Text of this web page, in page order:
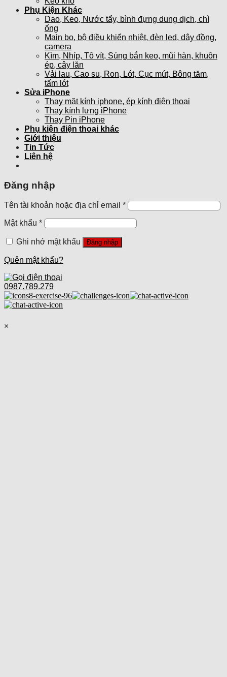
Phụ Kiện Khác
Dao, Keo, Nước tẩy, bình đựng dung dịch, chì
ống
Main bo, bộ điều khiển nhiệt, đèn led, dây đồng,
camera
Kìm, Nhíp, Tô vít, Súng bắn keo, mũi hàn, khuôn
ép, cây lăn
Vải lau, Cao su, Ron, Lót, Cục mút, Bông tăm,
tấm lót
Sửa iPhone
Thay mặt kính iphone, ép kính điện thoại
Thay kính lưng iPhone
Thay Pin iPhone
Phụ kiện điện thoại khác
Giới thiệu
Tin Tức
Liên hệ
Đăng nhập
Tên tài khoản hoặc địa chỉ email *
Mật khẩu *
Ghi nhớ mật khẩu Đăng nhập
Quên mật khẩu?
0987.789.279
×